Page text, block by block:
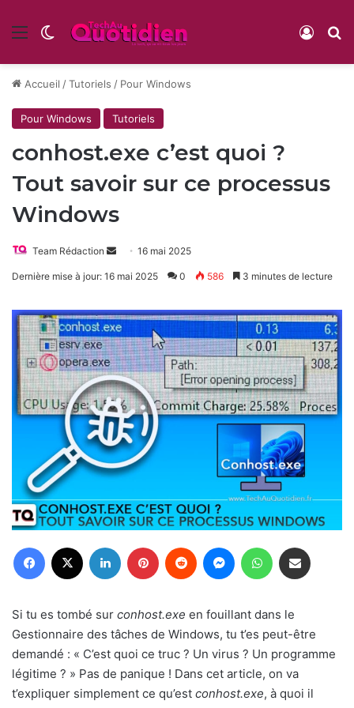
Menu Switch skin
Accueil /Tutoriels / Pour Windows
Pour Windows Tutoriels
conhost.exe c’est quoi ?
Tout savoir sur ce processus
Windows
Team Rédaction
Envoyer16 mai 2025
Dernière mise à jour: 16 mai 2025 0 586 3 minutes de lecture
Facebook Linkedin Pinterest Reddit MessengerWhatsApp
Si tu es tombé sur conhost.exe en fouillant dans le
Gestionnaire des tâches de Windows, tu t’es peut-être
demandé : « C’est quoi ce truc ? Un virus ? Un programme
légitime ? » Pas de panique ! Dans cet article, on va
t’expliquer simplement ce qu’est conhost.exe, à quoi il